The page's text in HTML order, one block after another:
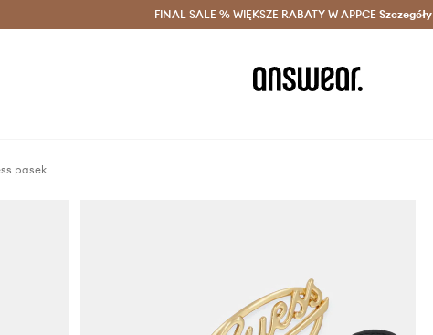
Oszczędzaj z Answear Club > Dostawa nawet w 24h >
FINAL SALE % WIĘKSZE RABATY W APPCE Szczegóły
pasek